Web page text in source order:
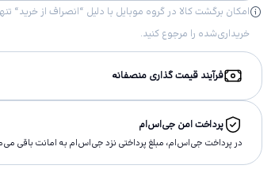
خریداری‌شده را مرجوع کنید.
فرآیند قیمت گذاری منصفانه
پرداخت امن جی‌اس‌ام
در پرداخت جی‌اس‌ام، مبلغ پرداختى نزد جی‌اس‌ام به امانت باقى